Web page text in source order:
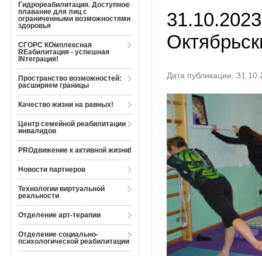
Гидрореабилитация. Доступное
плавание для лиц с
ограниченными возможностями
здоровья
СГОРС КОмплексная
REабилитация - успешная
INтеграция!
Пространство возможностей:
расширяем границы
Качество жизни на равных!
Центр семейной реабилитации
инвалидов
PROдвижение к активной жизни!
Новости партнеров
Технологии виртуальной
реальности
Отделение арт-терапии
Отделение социально-
психологической реабилитации
Дата публикации: